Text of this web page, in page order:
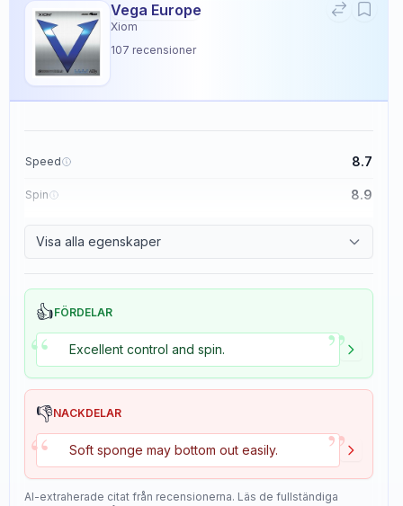
Vega Europe
Xiom
107 recensioner
Speed 8.7
Spin 8.9
Visa alla egenskaper
👍FÖRDELAR
“ Excellent control and spin. ”
👎NACKDELAR
“ Soft sponge may bottom out easily. ”
AI-extraherade citat från recensionerna. Läs de fullständiga